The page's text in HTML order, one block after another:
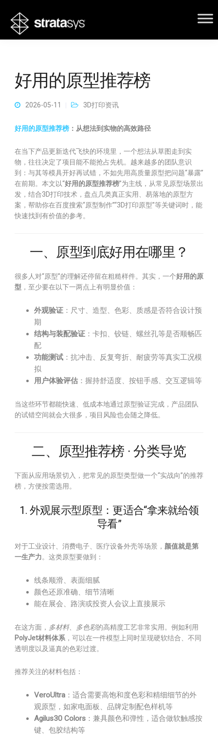
好用的原型推荐榜
2026-05-11 3D打印资讯
好用的原型推荐榜 ：从想法到实物的高效路径
在当下产品更新迭代飞快的环境里，一个想法从草图走到实
物，往往决定了项目能不能抢占先机。越来越多的团队意识
到：与其等模具开好再试错，不如先用高质量原型把问题“暴露”
在前期。本文以“好用的原型推荐榜”为主线，从常见原型场景出
发，结合3D打印技术，盘点几类真正实用、易落地的原型方
案，帮助你在百度搜索“原型制作”“3D打印原型”等关键词时，能
快速找到有价值的参考。
一、原型到底好用在哪里？
很多人对“原型”的理解还停留在粗糙样件。其实，一个好用的原
型 ，至少要在以下一两点上有明显价值：
外观验证 ：尺寸、造型、色彩、质感是否符合设计预
期
结构与装配验证 ：卡扣、铰链、螺丝孔等是否顺畅匹
配
功能测试 ：抗冲击、反复弯折、耐疲劳等真实工况模
拟
用户体验评估 ：握持舒适度、按钮手感、交互逻辑等
当这些环节都能快速、低成本地通过原型验证完成，产品团队
的试错空间就会大很多，项目风险也会随之降低。
二、原型推荐榜 · 分类导览
下面从应用场景切入，把常见的原型类型做一个“实战向”的推荐
榜，方便按需选用。
1. 外观展示型原型：更适合“拿来就给领
导看”
对于工业设计、消费电子、医疗设备外壳等场景， 颜值就是第
一生产力。这类原型要做到：
线条顺滑、表面细腻
颜色还原准确、细节清晰
能在展会、路演或投资人会议上直接展示
在这方面， 多材料、多色彩的高精度工艺非常实用。例如利用
PolyJet材料体系 ，可以在一件模型上同时呈现硬软结合、不同
透明度以及逼真的色彩过渡。
推荐关注的材料包括：
VeroUltra ：适合需要高饱和度色彩和精细细节的外
观原型，如家电面板、品牌定制配色样机等
Agilus30 Colors ：兼具颜色和弹性，适合做软触感按
键、包胶结构等